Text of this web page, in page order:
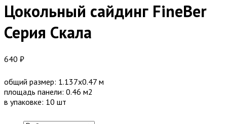
Цокольный сайдинг FineBer
Серия Скала
640 ₽
общий размер: 1.137х0.47 м
площадь панели: 0.46 м2
в упаковке: 10 шт